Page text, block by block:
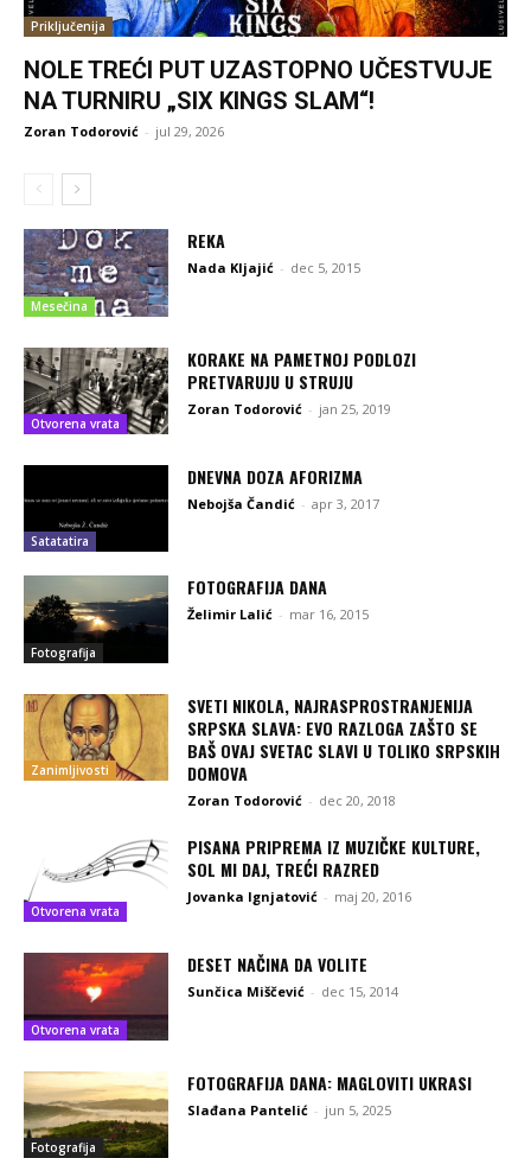
Priključenija
NOLE TREĆI PUT UZASTOPNO UČESTVUJE
NA TURNIRU „SIX KINGS SLAM“!
Zoran Todorović - jul 29, 2026
Mesečina
REKA
Nada Kljajić - dec 5, 2015
Otvorena vrata
KORAKE NA PAMETNOJ PODLOZI
PRETVARUJU U STRUJU
Zoran Todorović - jan 25, 2019
Satatatira
DNEVNA DOZA AFORIZMA
Nebojša Čandić - apr 3, 2017
Fotografija
FOTOGRAFIJA DANA
Želimir Lalić - mar 16, 2015
Zanimljivosti
SVETI NIKOLA, NAJRASPROSTRANJENIJA
SRPSKA SLAVA: EVO RAZLOGA ZAŠTO SE
BAŠ OVAJ SVETAC SLAVI U TOLIKO SRPSKIH
DOMOVA
Zoran Todorović - dec 20, 2018
Otvorena vrata
PISANA PRIPREMA IZ MUZIČKE KULTURE,
SOL MI DAJ, TREĆI RAZRED
Jovanka Ignjatović - maj 20, 2016
Otvorena vrata
DESET NAČINA DA VOLITE
Sunčica Miščević - dec 15, 2014
Fotografija
FOTOGRAFIJA DANA: MAGLOVITI UKRASI
Slađana Pantelić - jun 5, 2025